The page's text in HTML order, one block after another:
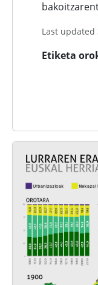
Last updated
Etiketa